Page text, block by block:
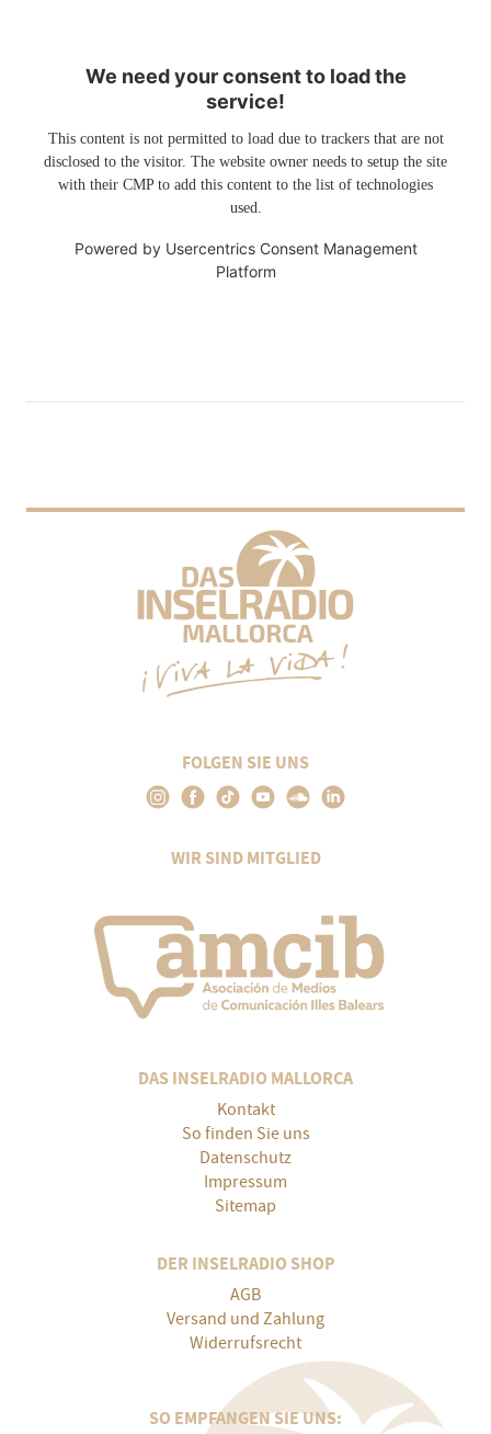
We need your consent to load the
service!
This content is not permitted to load due to trackers that are not
disclosed to the visitor. The website owner needs to setup the site
with their CMP to add this content to the list of technologies
used.
Powered by Usercentrics Consent Management
Platform
FOLGEN SIE UNS
WIR SIND MITGLIED
DAS INSELRADIO MALLORCA
Kontakt
So finden Sie uns
Datenschutz
Impressum
Sitemap
DER INSELRADIO SHOP
AGB
Versand und Zahlung
Widerrufsrecht
SO EMPFANGEN SIE UNS: